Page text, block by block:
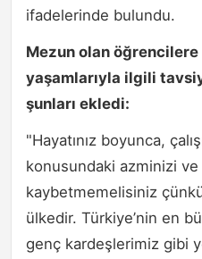
ifadelerinde bulundu.
Mezun olan
yaşamlarıyla ilgili
şunları ekledi:
"Hayatınız boyunca,
konusundaki azminizi
kaybetmemelisiniz
ülkedir. Türkiye’nin en
genç kardeşlerimiz gibi